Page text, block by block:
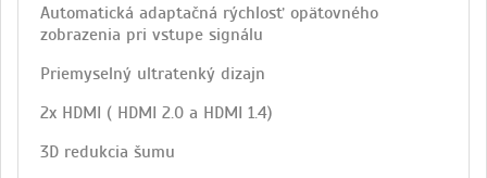
Automatická adaptačná rýchlosť opätovného
zobrazenia pri vstupe signálu
Priemyselný ultratenký dizajn
2x HDMI ( HDMI 2.0 a HDMI 1.4)
3D redukcia šumu